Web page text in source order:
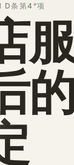
条第4°项
的